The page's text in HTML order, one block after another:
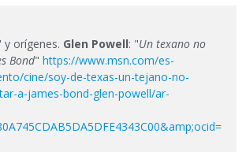
orígenes. Glen Powell: "Un texano no
Bond" https://www.msn.com/es-
cine/soy-de-texas-un-tejano-no-
a-james-bond-glen-powell/ar-